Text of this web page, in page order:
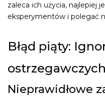
zaleca ich użycia, najlepiej
eksperymentów i polegać
Błąd piąty:
Nieprawidłowe